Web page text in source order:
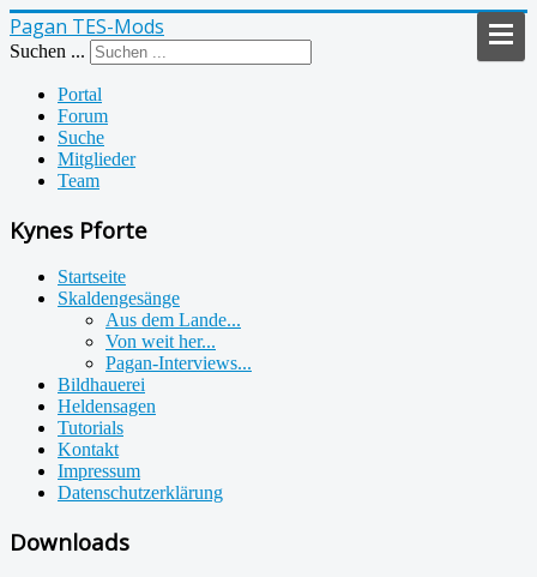
Pagan TES-Mods
Suchen ...
Portal
Forum
Suche
Mitglieder
Team
Kynes Pforte
Startseite
Skaldengesänge
Aus dem Lande...
Von weit her...
Pagan-Interviews...
Bildhauerei
Heldensagen
Tutorials
Kontakt
Impressum
Datenschutzerklärung
Downloads